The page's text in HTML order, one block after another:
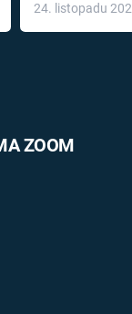
léky
24. listopadu
ZOOM